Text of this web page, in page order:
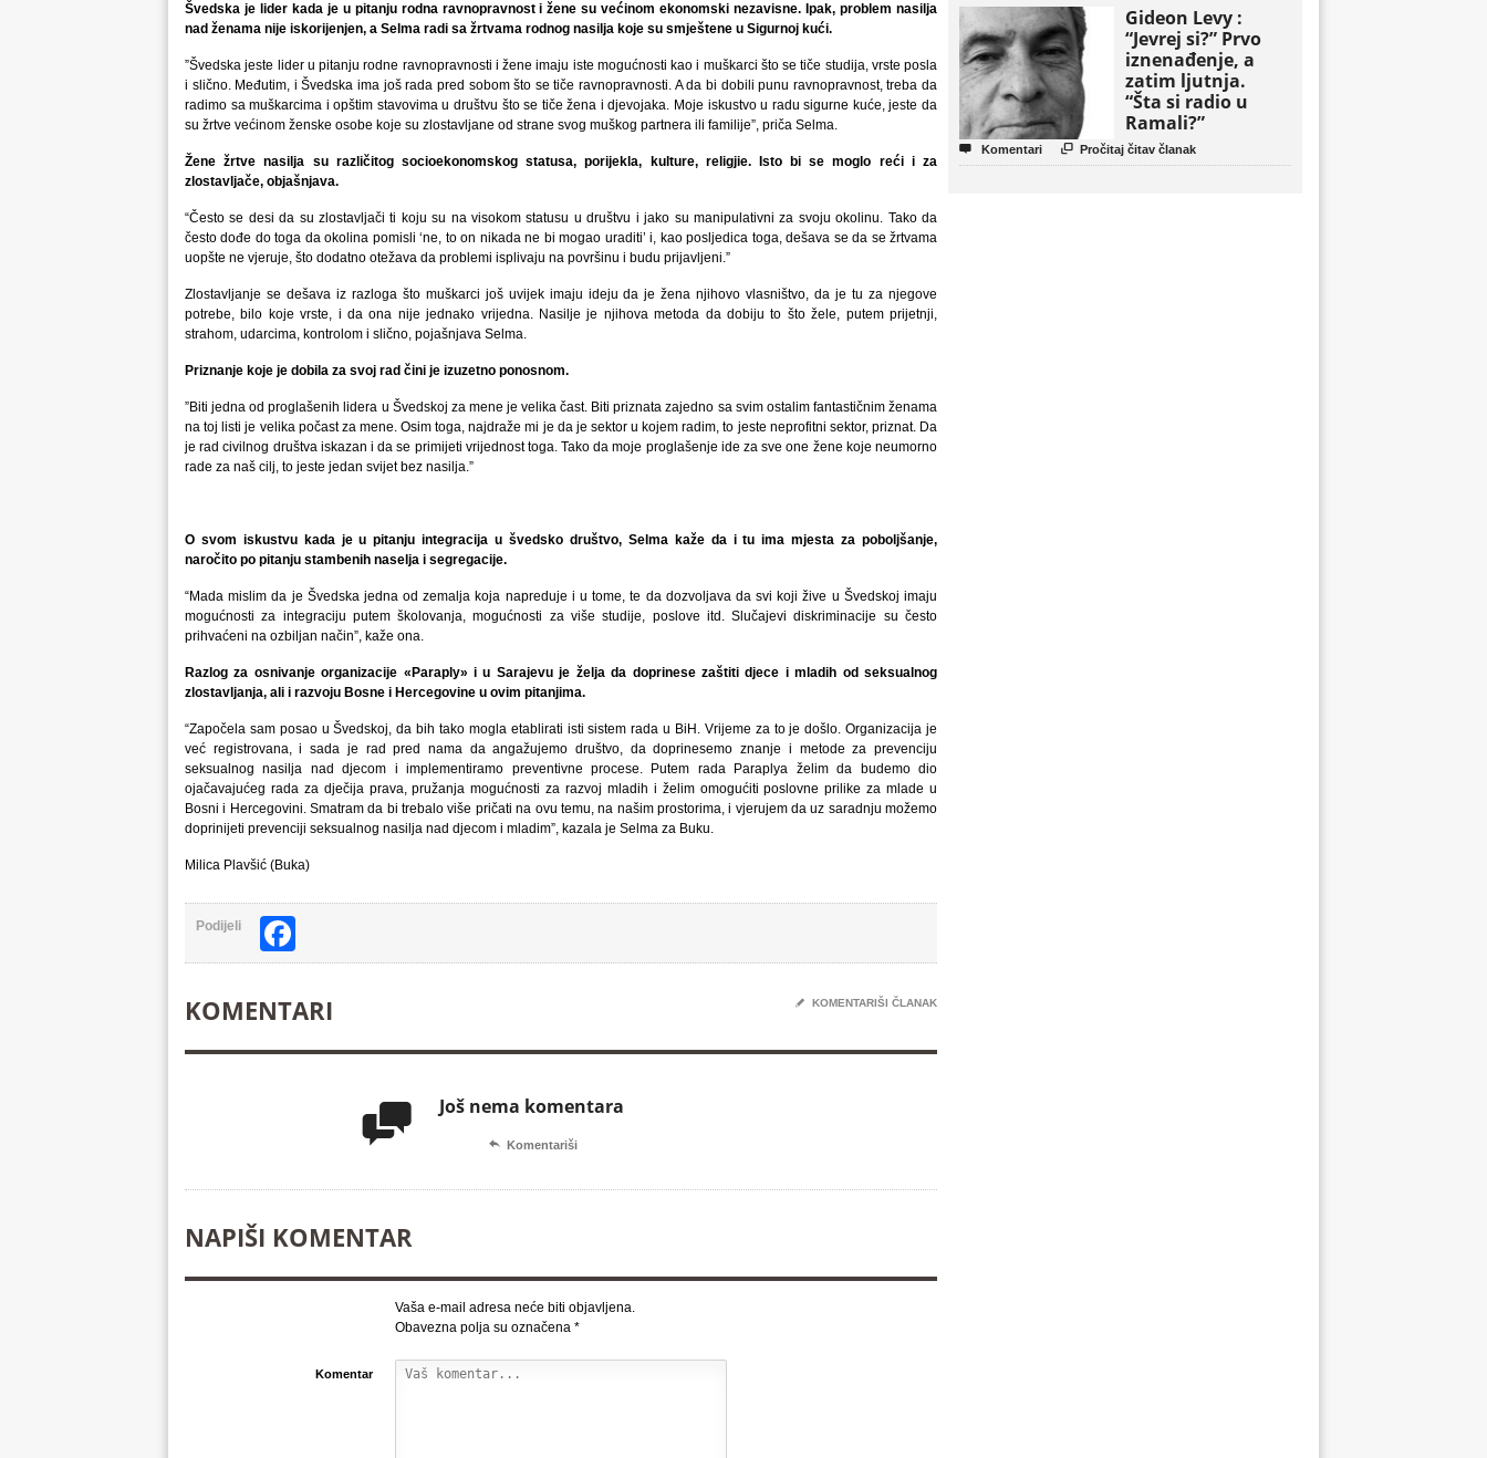
Švedska je lider kada je u pitanju rodna ravnopravnost i žene su većinom ekonomski nezavisne. Ipak, problem nasilja
nad ženama nije iskorijenjen, a Selma radi sa žrtvama rodnog nasilja koje su smještene u Sigurnoj kući.
”Švedska jeste lider u pitanju rodne ravnopravnosti i žene imaju iste mogućnosti kao i muškarci što se tiče studija, vrste posla
i slično. Međutim, i Švedska ima još rada pred sobom što se tiče ravnopravnosti. A da bi dobili punu ravnopravnost, treba da
radimo sa muškarcima i opštim stavovima u društvu što se tiče žena i djevojaka. Moje iskustvo u radu sigurne kuće, jeste da
su žrtve većinom ženske osobe koje su zlostavljane od strane svog muškog partnera ili familije”, priča Selma.
Žene žrtve nasilja su različitog socioekonomskog statusa, porijekla, kulture, religjie. Isto bi se moglo reći i za
zlostavljače, objašnjava.
“Često se desi da su zlostavljači ti koju su na visokom statusu u društvu i jako su manipulativni za svoju okolinu. Tako da
često dođe do toga da okolina pomisli ‘ne, to on nikada ne bi mogao uraditi’ i, kao posljedica toga, dešava se da se žrtvama
uopšte ne vjeruje, što dodatno otežava da problemi isplivaju na površinu i budu prijavljeni.”
Zlostavljanje se dešava iz razloga što muškarci još uvijek imaju ideju da je žena njihovo vlasništvo, da je tu za njegove
potrebe, bilo koje vrste, i da ona nije jednako vrijedna. Nasilje je njihova metoda da dobiju to što žele, putem prijetnji,
strahom, udarcima, kontrolom i slično, pojašnjava Selma.
Priznanje koje je dobila za svoj rad čini je izuzetno ponosnom.
”Biti jedna od proglašenih lidera u Švedskoj za mene je velika čast. Biti priznata zajedno sa svim ostalim fantastičnim ženama
na toj listi je velika počast za mene. Osim toga, najdraže mi je da je sektor u kojem radim, to jeste neprofitni sektor, priznat. Da
je rad civilnog društva iskazan i da se primijeti vrijednost toga. Tako da moje proglašenje ide za sve one žene koje neumorno
rade za naš cilj, to jeste jedan svijet bez nasilja.”
O svom iskustvu kada je u pitanju integracija u švedsko društvo, Selma kaže da i tu ima mjesta za poboljšanje,
naročito po pitanju stambenih naselja i segregacije.
“Mada mislim da je Švedska jedna od zemalja koja napreduje i u tome, te da dozvoljava da svi koji žive u Švedskoj imaju
mogućnosti za integraciju putem školovanja, mogućnosti za više studije, poslove itd. Slučajevi diskriminacije su često
prihvaćeni na ozbiljan način”, kaže ona.
Razlog za osnivanje organizacije «Paraply» i u Sarajevu je želja da doprinese zaštiti djece i mladih od seksualnog
zlostavljanja, ali i razvoju Bosne i Hercegovine u ovim pitanjima.
“Započela sam posao u Švedskoj, da bih tako mogla etablirati isti sistem rada u BiH. Vrijeme za to je došlo. Organizacija je
već registrovana, i sada je rad pred nama da angažujemo društvo, da doprinesemo znanje i metode za prevenciju
seksualnog nasilja nad djecom i implementiramo preventivne procese. Putem rada Paraplya želim da budemo dio
ojačavajućeg rada za dječija prava, pružanja mogućnosti za razvoj mladih i želim omogućiti poslovne prilike za mlade u
Bosni i Hercegovini. Smatram da bi trebalo više pričati na ovu temu, na našim prostorima, i vjerujem da uz saradnju možemo
doprinijeti prevenciji seksualnog nasilja nad djecom i mladim”, kazala je Selma za Buku.
Milica Plavšić (Buka)
Podijeli
KOMENTARI ✎ KOMENTARIŠI ČLANAK
 Još nema komentara
 Komentariši
NAPIŠI KOMENTAR
Vaša e-mail adresa neće biti objavljena.
Obavezna polja su označena *
Komentar
Gideon Levy :
“Jevrej si?” Prvo
iznenađenje, a
zatim ljutnja.
“Šta si radio u
Ramali?”
 Komentari  Pročitaj čitav članak